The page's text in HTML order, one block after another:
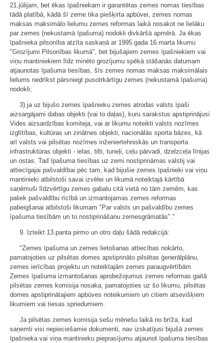
21.jūlijam, bet ēkas īpašniekam ir garantētas zemes nomas tiesības
tādā platībā, kādā šī zeme tika piešķirta apbūvei, zemes nomas
maksas maksimālo lielumu zemes reformas laikā nosakot ne lielāku
par zemes (nekustamā īpašuma) nodokli divkāršā apmērā. Ja ēkas
īpašnieka pilsonība atzīta saskaņā ar 1995.gada 16.marta likumu
"Grozījumi Pilsonības likumā", bet bijušajiem zemes īpašniekiem vai
viņu mantiniekiem līdz minēto grozījumu spēkā stāšanās datumam
atjaunotas īpašuma tiesības, šīs zemes nomas maksas maksimālais
lielums nedrīkst pārsniegt pusotrkārtīgu zemes (nekustamā īpašuma)
nodokli;
3) ja uz bijušo zemes īpašnieku zemes atrodas valsts īpaši
aizsargājami dabas objekti (vai to daļas), kuru sarakstus apstiprinājusi
Vides aizsardzības komiteja, vai ar likumu noteikti valsts nozīmes
izglītības, kultūras un zinātnes objekti, nacionālās sporta bāzes, kā
arī valsts vai pilsētas nozīmes inženiertehniskās un transporta
infrastruktūras objekti - ielas, tilti, tuneļi, ceļu pārvadi, dzelzceļa līnijas
un ostas. Tad īpašuma tiesības uz zemi nostiprināmas valstij vai
attiecīgajai pašvaldībai pēc tam, kad bijušie zemes īpašnieki vai viņu
mantinieki atbilstoši savai izvēlei un likumā noteiktajā kārtībā
saņēmuši līdzvērtīgu zemes gabalu citā vietā no tām zemēm, kas
paliek pašvaldību rīcībā un izmantojamas zemes reformas
pabeigšanai atbilstoši likumam "Par valsts un pašvaldību zemes
īpašuma tiesībām un to nostiprināšanu zemesgrāmatās"."
9. Izteikt 13.panta pirmo un otro daļu šādā redakcijā:
"Zemes īpašuma un zemes lietošanas attiecības nokārto,
pamatojoties uz pilsētas domes apstiprināto pilsētas ģenerālplānu,
zemes ierīcības projektu un noteiktajām zemes paraugvērtībām.
Zemes īpašuma izmantošanas aprobežojumus zemes reformas gaitā
pilsētas zemes komisija nosaka, pamatojoties uz šo likumu, pilsētas
domes apstiprinātajiem apbūves noteikumiem un citiem atsevišķiem
likumiem vai tiesas spriedumiem.
Ja pilsētas zemes komisija sešu mēnešu laikā no brīža, kad
saņemti visi nepieciešamie dokumenti, nav izskatījusi bijušā zemes
īpašnieka vai viņa mantinieku pieprasījumu atjaunot īpašuma tiesības